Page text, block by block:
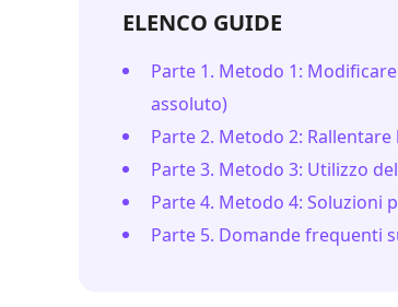
ELENCO GUIDE
Parte 1. Metodo 1:
assoluto)
Parte 2. Metodo 2:
Parte 3. Metodo 3: Utilizzo
Parte 4. Metodo 4: Soluzioni
Parte 5. Domande frequenti